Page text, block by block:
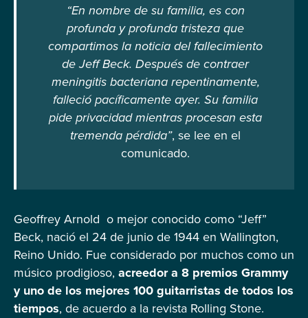
“En nombre de su familia, es con
profunda y profunda tristeza que
compartimos la noticia del fallecimiento
de Jeff Beck. Después de contraer
meningitis bacteriana repentinamente,
falleció pacíficamente ayer. Su familia
pide privacidad mientras procesan esta
tremenda pérdida”, se lee en el
comunicado.
Geoffrey Arnold o mejor conocido como “Jeff”
Beck, nació el 24 de junio de 1944 en Wallington,
Reino Unido. Fue considerado por muchos como un
músico prodigioso, acreedor a 8 premios Grammy
y uno de los mejores 100 guitarristas de todos los
tiempos, de acuerdo a la revista Rolling Stone.